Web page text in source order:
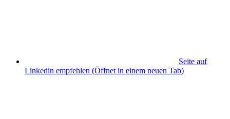
Seite auf
Linkedin empfehlen (Öffnet in einem neuen Tab)